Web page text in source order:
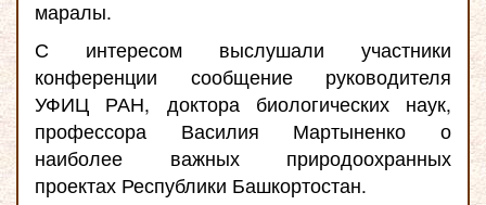
маралы.
С интересом выслушали участники
конференции сообщение руководителя
УФИЦ РАН, доктора биологических наук,
профессора Василия Мартыненко о
наиболее важных природоохранных
проектах Республики Башкортостан.